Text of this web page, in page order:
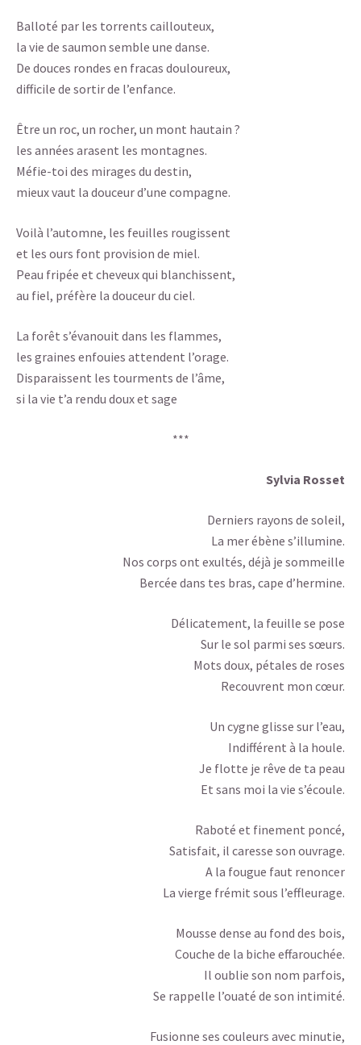
Balloté par les torrents caillouteux,
la vie de saumon semble une danse.
De douces rondes en fracas douloureux,
difficile de sortir de l’enfance.
Être un roc, un rocher, un mont hautain ?
les années arasent les montagnes.
Méfie-toi des mirages du destin,
mieux vaut la douceur d’une compagne.
Voilà l’automne, les feuilles rougissent
et les ours font provision de miel.
Peau fripée et cheveux qui blanchissent,
au fiel, préfère la douceur du ciel.
La forêt s’évanouit dans les flammes,
les graines enfouies attendent l’orage.
Disparaissent les tourments de l’âme,
si la vie t’a rendu doux et sage
***
Sylvia Rosset
Derniers rayons de soleil,
La mer ébène s’illumine.
Nos corps ont exultés, déjà je sommeille
Bercée dans tes bras, cape d’hermine.
Délicatement, la feuille se pose
Sur le sol parmi ses sœurs.
Mots doux, pétales de roses
Recouvrent mon cœur.
Un cygne glisse sur l’eau,
Indifférent à la houle.
Je flotte je rêve de ta peau
Et sans moi la vie s’écoule.
Raboté et finement poncé,
Satisfait, il caresse son ouvrage.
A la fougue faut renoncer
La vierge frémit sous l’effleurage.
Mousse dense au fond des bois,
Couche de la biche effarouchée.
Il oublie son nom parfois,
Se rappelle l’ouaté de son intimité.
Fusionne ses couleurs avec minutie,